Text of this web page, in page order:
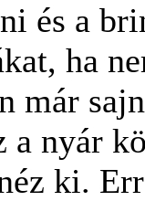
és a
ha
már
a nyár
ki.